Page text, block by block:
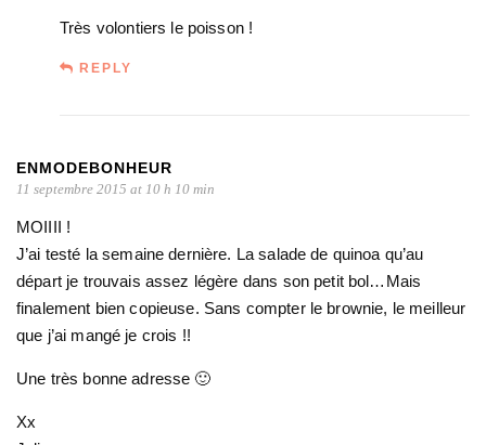
Très volontiers le poisson !
REPLY
ENMODEBONHEUR
11 septembre 2015 at 10 h 10 min
MOIIII !
J’ai testé la semaine dernière. La salade de quinoa qu’au
départ je trouvais assez légère dans son petit bol…Mais
finalement bien copieuse. Sans compter le brownie, le meilleur
que j’ai mangé je crois !!
Une très bonne adresse 🙂
Xx